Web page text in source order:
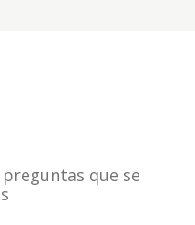
que se